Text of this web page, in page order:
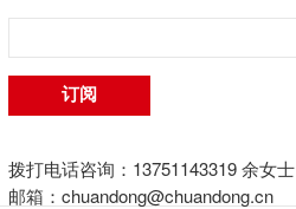
拨打电话咨询：13751143319 余女士
邮箱： chuandong@chuandong.cn